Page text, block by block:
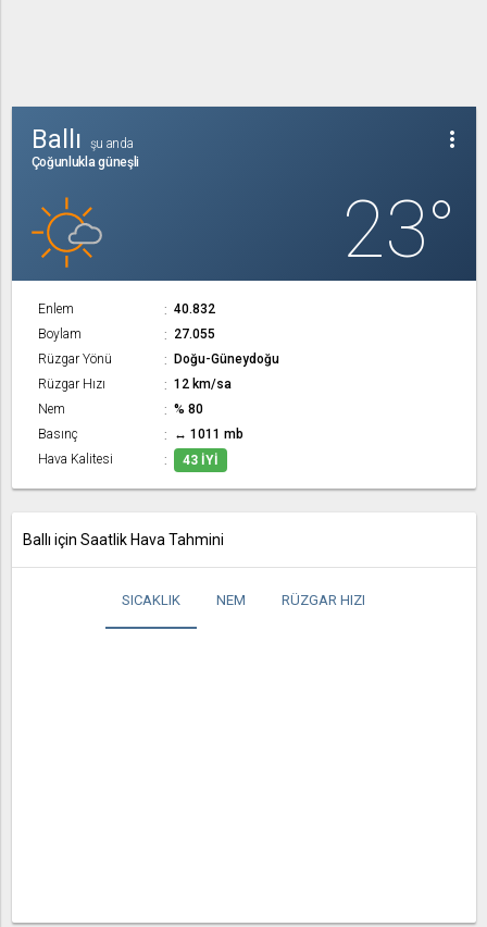
more_vert
Ballı
şu anda
Çoğunlukla güneşli
23°
Enlem
40.832
Boylam
27.055
Rüzgar Yönü
Doğu-Güneydoğu
Rüzgar Hızı
12 km/sa
Nem
% 80
Basınç
↔ 1011 mb
Hava Kalitesi
43 İYI
Ballı için Saatlik Hava Tahmini
SICAKLIK NEM RÜZGAR HIZI